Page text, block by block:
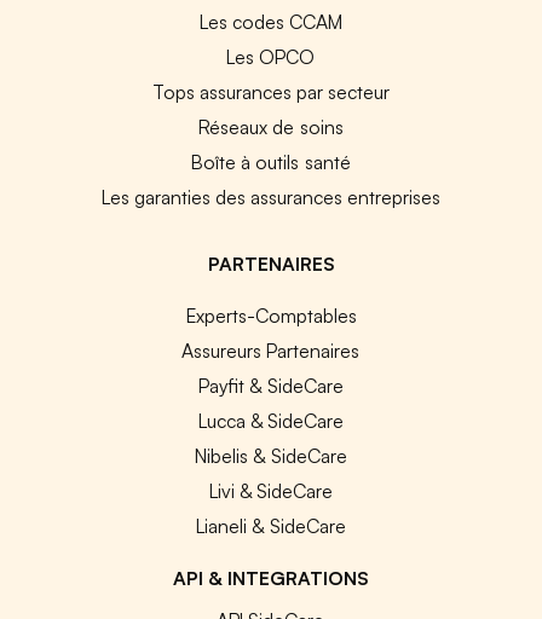
Les codes CCAM
Les OPCO
Tops assurances par secteur
Réseaux de soins
Boîte à outils santé
Les garanties des assurances entreprises
PARTENAIRES
Experts-Comptables
Assureurs Partenaires
Payfit & SideCare
Lucca & SideCare
Nibelis & SideCare
Livi & SideCare
Lianeli & SideCare
API & INTEGRATIONS